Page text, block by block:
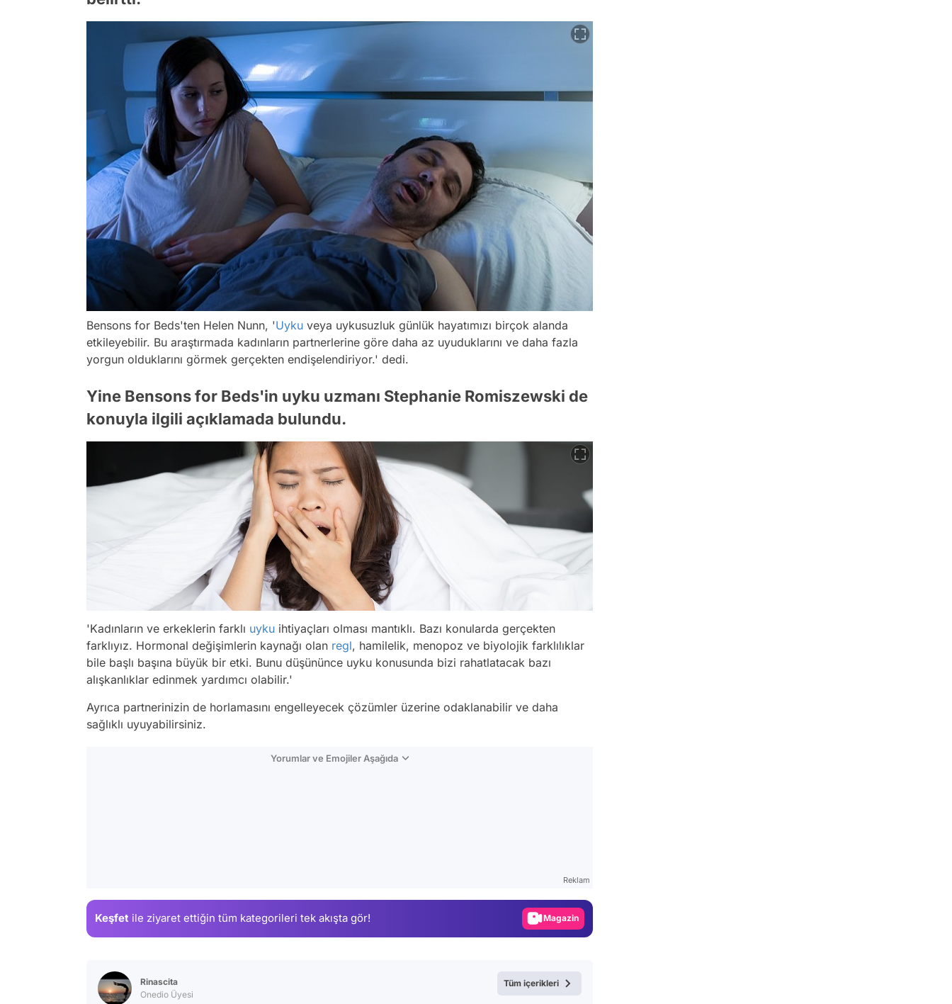
Bensons for Beds'ten Helen Nunn, 'Uyku veya uykusuzluk günlük hayatımızı birçok alanda
etkileyebilir. Bu araştırmada kadınların partnerlerine göre daha az uyuduklarını ve daha fazla
yorgun olduklarını görmek gerçekten endişelendiriyor.' dedi.
Yine Bensons for Beds'in uyku uzmanı Stephanie Romiszewski de
konuyla ilgili açıklamada bulundu.
'Kadınların ve erkeklerin farklı uyku ihtiyaçları olması mantıklı. Bazı konularda gerçekten
farklıyız. Hormonal değişimlerin kaynağı olan regl, hamilelik, menopoz ve biyolojik farklılıklar
bile başlı başına büyük bir etki. Bunu düşününce uyku konusunda bizi rahatlatacak bazı
alışkanlıklar edinmek yardımcı olabilir.'
Ayrıca partnerinizin de horlamasını engelleyecek çözümler üzerine odaklanabilir ve daha
sağlıklı uyuyabilirsiniz.
Yorumlar ve Emojiler Aşağıda
Reklam
Keşfet ile ziyaret ettiğin tüm kategorileri tek akışta gör! Magazin
Rinascita
Onedio Üyesi
Tüm içerikleri